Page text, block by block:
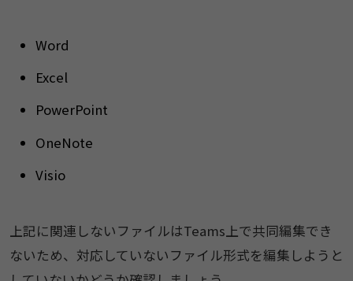
Word
Excel
PowerPoint
OneNote
Visio
上記に関連しないファイルはTeams上で共同編集でき
ないため、対応していないファイル形式を編集しようと